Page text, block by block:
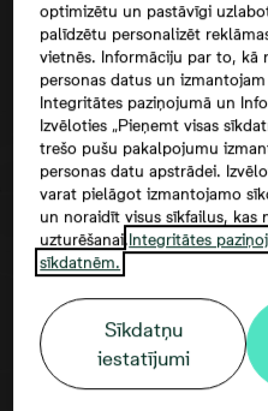
Google maps
optimizētu un pastāvīgi
palīdzētu personalizēt
vietnēs. Informāciju par to, kā
personas datus un
Integritātes paziņojumā un
Izvēloties „Pieņemt visas
trešo pušu pakalpojumu
personas datu apstrādei.
varat pielāgot izmantojamo
un noraidīt visus sīkfailus, kas
uzturēšanai.Integritātes
sīkdatnēm.
Sīkdatņu
iestatījumi